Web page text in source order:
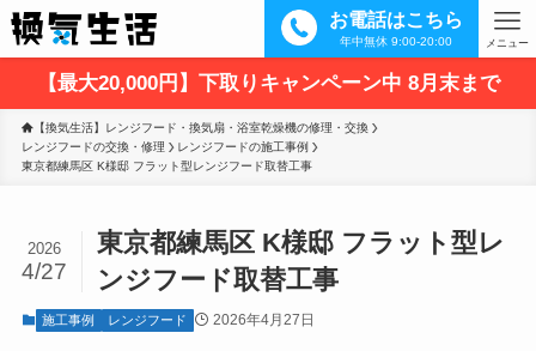
お電話はこちら
年中無休 9:00-20:00 メニュー
【最大20,000円】下取りキャンペーン中 8月末まで
【換気生活】レンジフード・換気扇・浴室乾燥機の修理・交換
レンジフードの交換・修理
レンジフードの施工事例
東京都練馬区 K様邸 フラット型レンジフード取替工事
東京都練馬区 K様邸 フラット型レ
ンジフード取替工事
2026
4/27
施工事例 レンジフード 2026年4月27日